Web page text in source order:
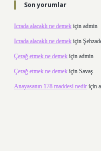
Son yorumlar
Icrada alacaklı ne demek için admin
Icrada alacaklı ne demek için
Çerağ etmek ne demek için admin
Çerağ etmek ne demek için Savaş
Anayasanın 178 maddesi nedir için